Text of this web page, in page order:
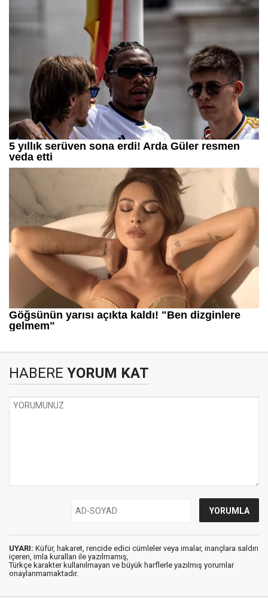
HABERE YORUM KAT
UYARI: Küfür, hakaret, rencide edici cümleler veya imalar, inançlara saldırı
içeren, imla kuralları ile yazılmamış,
Türkçe karakter kullanılmayan ve büyük harflerle yazılmış yorumlar
onaylanmamaktadır.